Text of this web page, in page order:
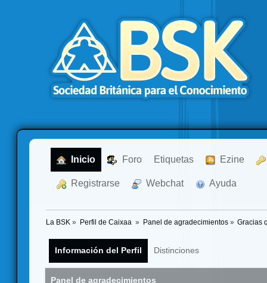
Inicio Foro Etiquetas Ezine
Registrarse Webchat Ayuda
La BSK » Perfil de Caixaa » Panel de agradecimientos» Gracias
Información del Perfil Distinciones
Panel de agradecimientos